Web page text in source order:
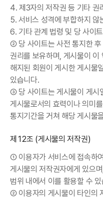
4. 제3자의 저작권 등 기타 권
5. 서비스 성격에 부합하지 않
6. 기타 관계 법령 및 당 사이
② 당 사이트는 사전 통지한
권리를 보유하며, 게시물이
해지된 회원이 게시한 게시물
있습니다.
③ 당 사이트는 게시물이 게시
게시물로서의 효력이나 의미
통지기간을 거쳐 해당 게시물
제12조 (게시물의 저작권)
① 이용자가 서비스에 접속하
게시물의 저작권자에게 있으
범위 내에서 이를 활용할 수
② 이용자의 게시물이 타인의